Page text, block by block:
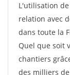
L'utilisation
relation avec
dans toute la
Quel que soit
chantiers
des milliers